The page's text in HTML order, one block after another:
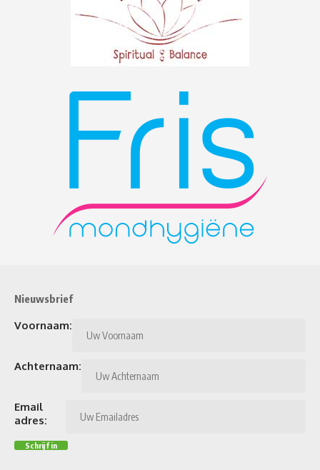
Nieuwsbrief
Voornaam:
Achternaam:
Email
adres: